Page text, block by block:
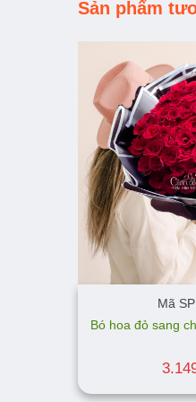
Sản phẩm
Mã
Bó hoa đỏ sang